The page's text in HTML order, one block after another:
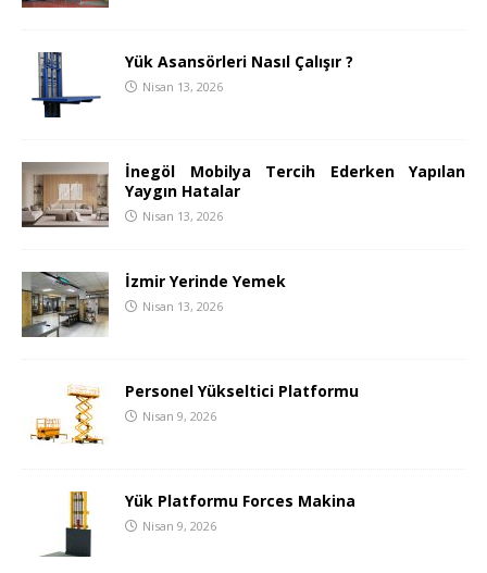
Yük Asansörleri Nasıl Çalışır ?
Nisan 13, 2026
İnegöl Mobilya Tercih Ederken Yapılan
Yaygın Hatalar
Nisan 13, 2026
İzmir Yerinde Yemek
Nisan 13, 2026
Personel Yükseltici Platformu
Nisan 9, 2026
Yük Platformu Forces Makina
Nisan 9, 2026